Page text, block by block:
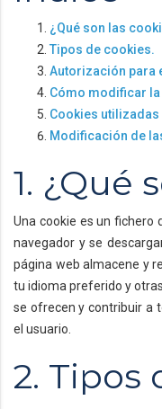
¿Qué son las
Tipos de cookies.
Autorización para
Cómo modificar
Cookies utilizadas
Modificación de
1. ¿Qué
Una cookie es un fichero
navegador y se
página web almacene y
tu idioma preferido y
se ofrecen y contribuir a
el usuario.
2. Tipos